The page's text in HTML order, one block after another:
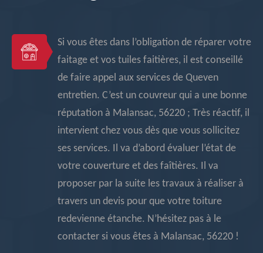
Si vous êtes dans l’obligation de réparer votre
faitage et vos tuiles faitières, il est conseillé
de faire appel aux services de Queven
entretien. C’est un couvreur qui a une bonne
réputation à Malansac, 56220 ; Très réactif, il
intervient chez vous dès que vous sollicitez
ses services. Il va d’abord évaluer l’état de
votre couverture et des faîtières. Il va
proposer par la suite les travaux à réaliser à
travers un devis pour que votre toiture
redevienne étanche. N’hésitez pas à le
contacter si vous êtes à Malansac, 56220 !